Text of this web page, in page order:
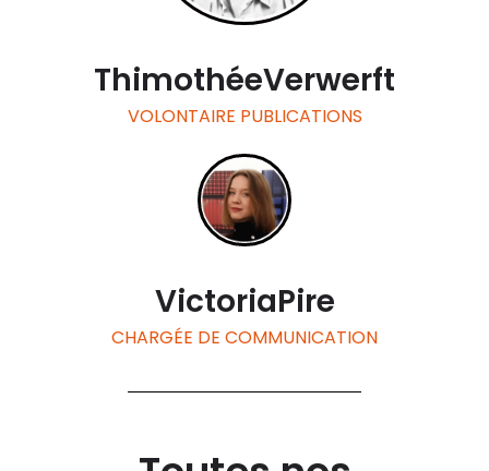
ThimothéeVerwerft
VOLONTAIRE PUBLICATIONS
VictoriaPire
CHARGÉE DE COMMUNICATION